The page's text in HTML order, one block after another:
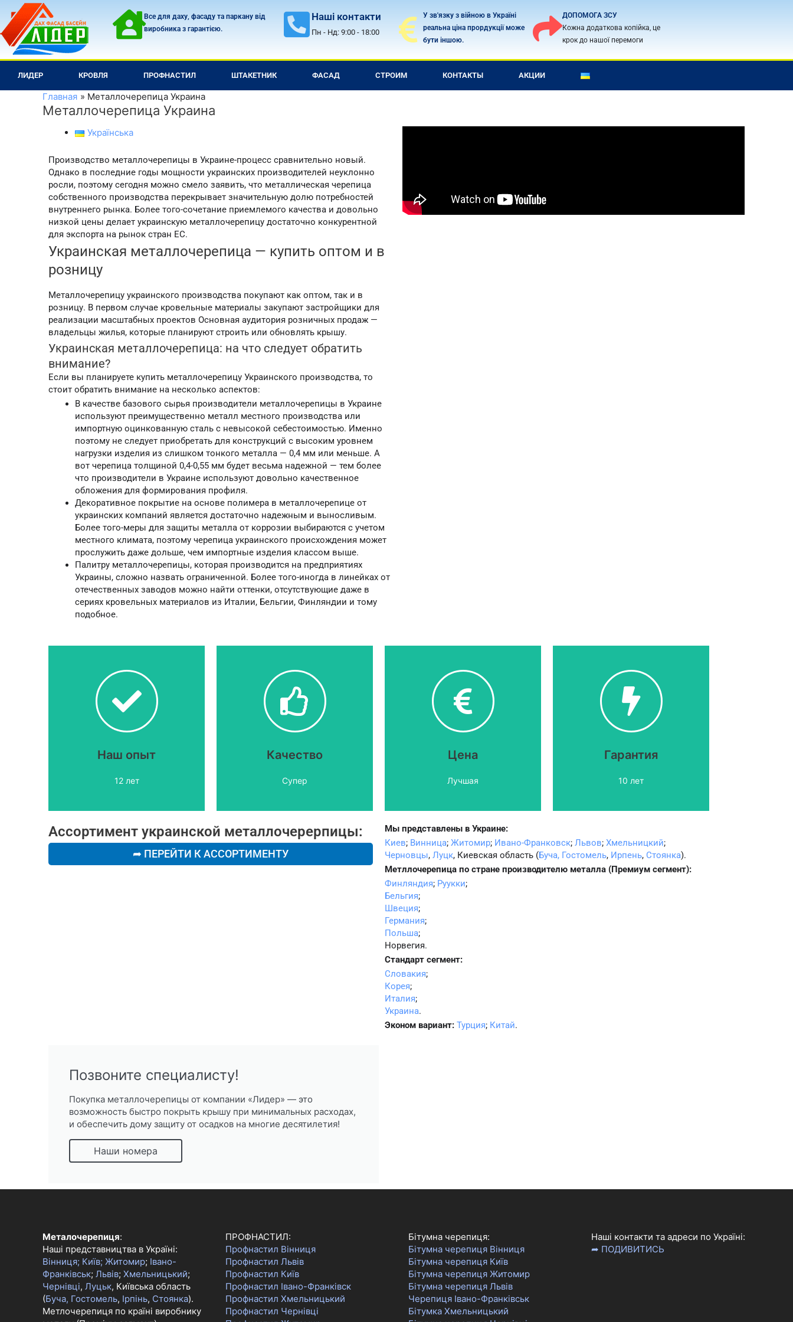
Перейти
содержимому
Все для даху, фасаду та паркану від
виробника з гарантією.
Наші контакти
Пн - Нд: 9:00 - 18:00
У зв'язку з війною в Україні
реальна ціна прордукції може
бути іншою.
ДОПОМОГА ЗСУ
Кожна додаткова копійка, це
крок до нашої перемоги
ЛИДЕР КРОВЛЯ ПРОФНАСТИЛ ШТАКЕТНИК ФАСАД СТРОИМ КОНТАКТЫ АКЦИИ
Главная Металлочерепица Украина
Металлочерепица Украина
Українська
Производство металлочерепицы в Украине-процесс сравнительно новый.
Однако в последние годы мощности украинских производителей неуклонно
росли, поэтому сегодня можно смело заявить, что металлическая черепица
собственного производства перекрывает значительную долю потребностей
внутреннего рынка. Более того-сочетание приемлемого качества и довольно
низкой цены делает украинскую металлочерепицу достаточно конкурентной
для экспорта на рынок стран ЕС.
Украинская металлочерепица — купить оптом и в
розницу
Металлочерепицу украинского производства покупают как оптом, так и в
розницу. В первом случае кровельные материалы закупают застройщики для
реализации масштабных проектов Основная аудитория розничных продаж —
владельцы жилья, которые планируют строить или обновлять крышу.
Украинская металлочерепица: на что следует обратить
внимание?
Если вы планируете купить металлочерепицу Украинского производства, то
стоит обратить внимание на несколько аспектов:
В качестве базового сырья производители металлочерепицы в Украине
используют преимущественно металл местного производства или
импортную оцинкованную сталь с невысокой себестоимостью. Именно
поэтому не следует приобретать для конструкций с высоким уровнем
нагрузки изделия из слишком тонкого металла — 0,4 мм или меньше. А
вот черепица толщиной 0,4-0,55 мм будет весьма надежной — тем более
что производители в Украине используют довольно качественное
обложения для формирования профиля.
Декоративное покрытие на основе полимера в металлочерепице от
украинских компаний является достаточно надежным и выносливым.
Более того-меры для защиты металла от коррозии выбираются с учетом
местного климата, поэтому черепица украинского происхождения может
прослужить даже дольше, чем импортные изделия классом выше.
Палитру металлочерепицы, которая производится на предприятиях
Украины, сложно назвать ограниченной. Более того-иногда в линейках от
отечественных заводов можно найти оттенки, отсутствующие даже в
сериях кровельных материалов из Италии, Бельгии, Финляндии и тому
подобное.
Наш опыт
12 лет
Продаем
на протяжении 12 лет. Мы
знаем, что
порекомендовать.
Качество
Супер
производится из
качественного металла.
Цена
Лучшая
Наши цены
одни из самых низких в
Украине. Нашли дешевле? -
скажите где и получите
дополнительную скидку.
Гарантия
10 лет
Наша
на долгий срок будет Вас
радовать и сберегать
сухость дома.
Ассортимент украинской металлочерерпицы:
➦ ПЕРЕЙТИ К АССОРТИМЕНТУ
Мы представлены в Украине:
Киев; Винница; Житомир; Ивано-Франковск; Львов; Хмельницкий;
Черновцы, Луцк, Киевская область (Буча, Гостомель, Ирпень, Стоянка).
Метллочерепица по стране производителю металла (Премиум сегмент):
Финляндия; Руукки;
Бельгия;
Швеция;
Германия;
Польша;
Норвегия.
Стандарт сегмент:
Словакия;
Корея;
Италия;
Украина.
Эконом вариант: Турция; Китай.
Позвоните специалисту!
Покупка металлочерепицы от компании «Лидер» — это
возможность быстро покрыть крышу при минимальных расходах,
и обеспечить дому защиту от осадков на многие десятилетия!
Наши номера
Металочерепиця:
Наші представництва в Україні:
Вінниця; Київ; Житомир; Івано-
Франківськ; Львів; Хмельницький;
Чернівці, Луцьк, Київська область
(Буча, Гостомель, Ірпінь, Стоянка).
Метлочерепиця по країні виробнику
ПРОФНАСТИЛ:
Профнастил Вінниця
Профнастил Львів
Профнастил Київ
Профнастил Івано-Франківск
Профнастил Хмельницький
Профнастил Чернівці
Бітумна черепиця:
Бітумна черепиця Вінниця
Бітумна черепиця Київ
Бітумна черепиця Житомир
Бітумна черепиця Львів
Черепиця Івано-Франківськ
Бітумка Хмельницький
Наші контакти та адреси по Україні:
➦ ПОДИВИТИСЬ